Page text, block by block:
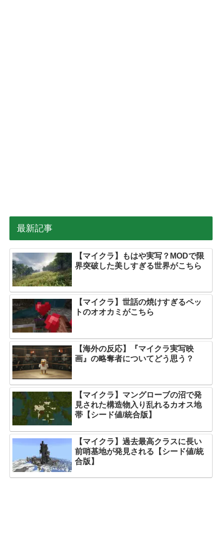
最新記事
【マイクラ】もはや実写？MODで限
界突破した美しすぎる世界がこちら
【マイクラ】世話の焼けすぎるペッ
トのオオカミがこちら
【海外の反応】『マイクラ実写映
画』の略奪者についてどう思う？
【マイクラ】マングローブの沼で発
見された構造物入り乱れるカオス地
帯【シード値/統合版】
【マイクラ】過去最高クラスに長い
前哨基地が発見される【シード値/統
合版】